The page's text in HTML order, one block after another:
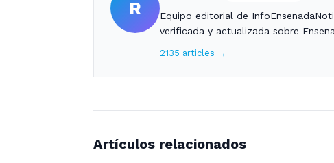
R
Equipo editorial de
verificada y actualizada sobre
2135 articles →
Artículos relacionados